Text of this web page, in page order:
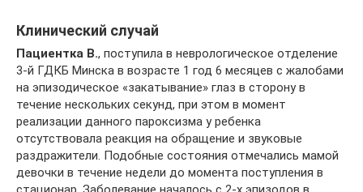
Клинический случай
Пациентка В., поступила в неврологическое отделение
3-й ГДКБ Минска в возрасте 1 год 6 месяцев с жалобами
на эпизодическое «закатывание» глаз в сторону в
течение нескольких секунд, при этом в момент
реализации данного пароксизма у ребенка
отсутствовала реакция на обращение и звуковые
раздражители. Подобные состояния отмечались мамой
девочки в течение недели до момента поступления в